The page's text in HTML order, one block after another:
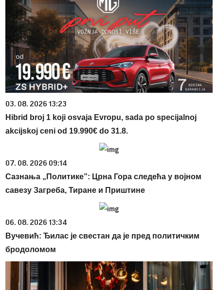
03. 08. 2026 13:23
Hibrid broj 1 koji osvaja Evropu, sada po specijalnoj
akcijskoj ceni od 19.990€ do 31.8.
07. 08. 2026 09:14
Сазнања „Политике”: Црна Гора следећа у војном
савезу Загреба, Тиране и Приштине
06. 08. 2026 13:34
Вучевић: Ђилас је свестан да је пред политичким
бродоломом